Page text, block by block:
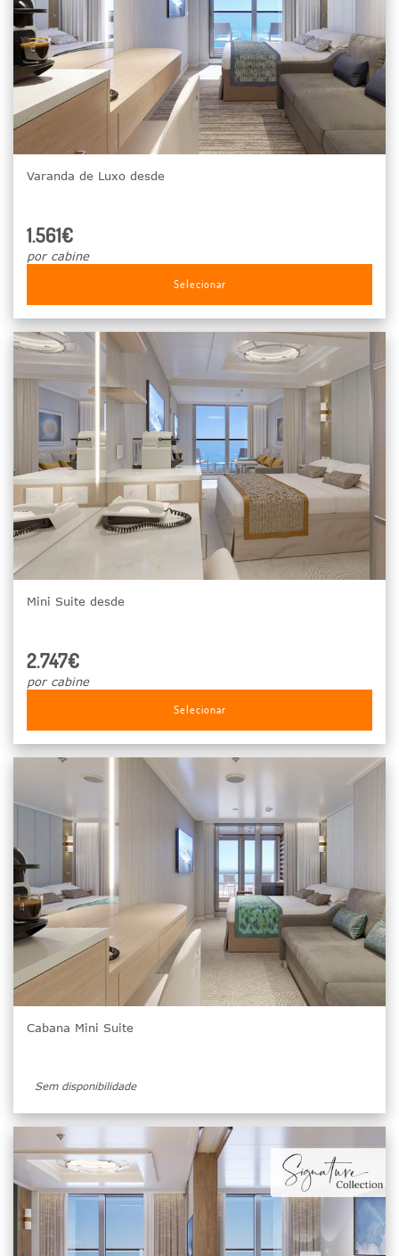
Varanda de Luxo desde
1.561€
por cabine
Selecionar
Mini Suite desde
2.747€
por cabine
Selecionar
Cabana Mini Suite
Sem disponibilidade